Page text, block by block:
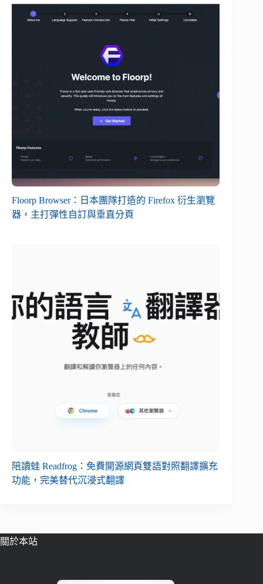
Floorp Browser：日本團隊打造的 Firefox 衍生瀏覽
器，主打彈性自訂與垂直分頁
陪讀蛙 Readfrog：免費開源網頁雙語對照翻譯擴充
功能，完美替代沉浸式翻譯
關於本站